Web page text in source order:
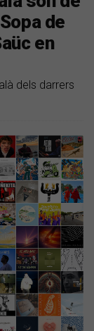
de
en
dels darrers